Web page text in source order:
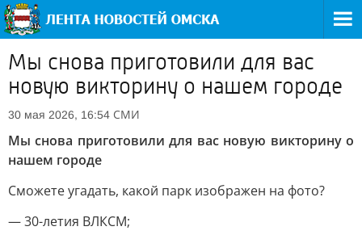
Мы снова приготовили для вас
новую викторину о нашем городе
30 мая 2026, 16:54 СМИ
Мы снова приготовили для вас новую викторину о
нашем городе
Сможете угадать, какой парк изображен на фото?
— 30-летия ВЛКСМ;